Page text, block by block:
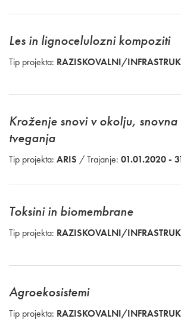
Les in lignocelulozni kompoziti
Tip projekta: RAZISKOVALNI/
Kroženje snovi v okolju,
tveganja
Tip projekta: ARIS / Trajanje: 01.01.2020 -
Toksini in biomembrane
Tip projekta: RAZISKOVALNI/
Agroekosistemi
Tip projekta: RAZISKOVALNI/